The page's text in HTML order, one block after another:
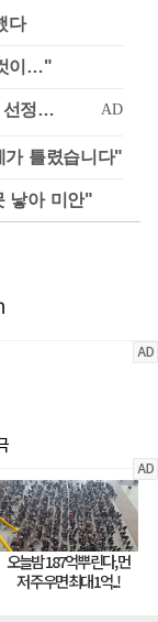
다
이…"
틀렸습니다"
낳아 미안"